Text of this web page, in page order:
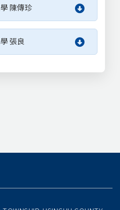
陳傳珍
張良